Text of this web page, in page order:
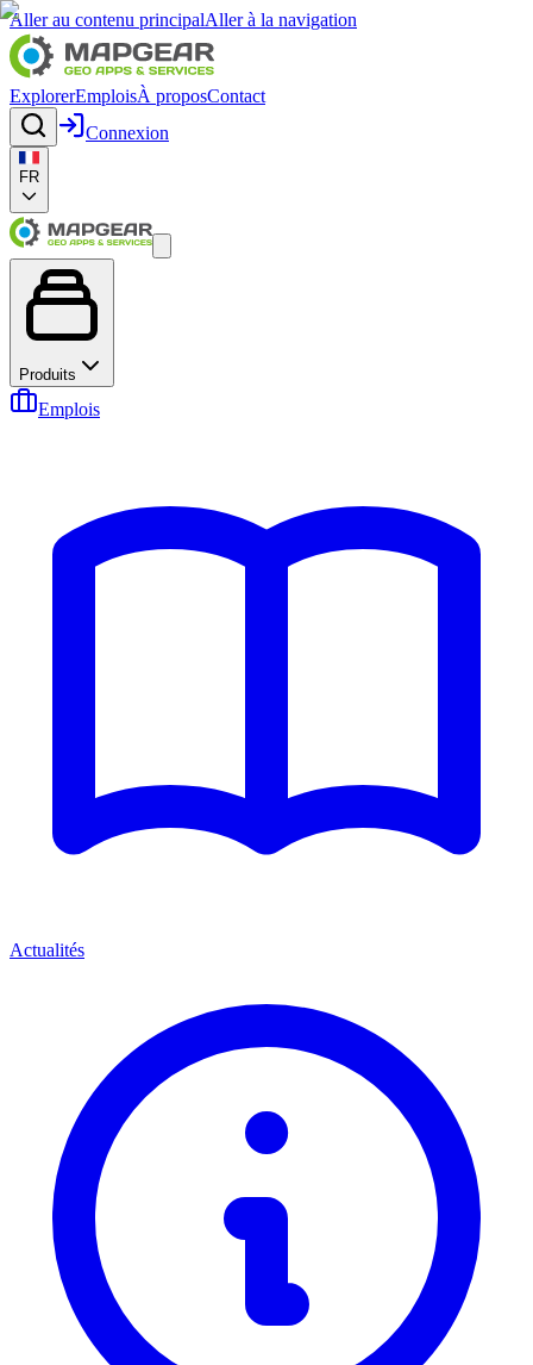
Aller au contenu principalAller à la navigation
ExplorerEmploisÀ proposContact
Connexion
FR
Produits
Emplois
Actualités